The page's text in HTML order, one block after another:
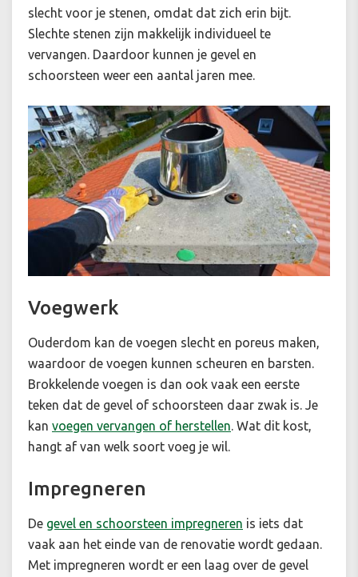
slecht voor je stenen, omdat dat zich erin bijt.
Slechte stenen zijn makkelijk individueel te
vervangen. Daardoor kunnen je gevel en
schoorsteen weer een aantal jaren mee.
Voegwerk
Ouderdom kan de voegen slecht en poreus maken,
waardoor de voegen kunnen scheuren en barsten.
Brokkelende voegen is dan ook vaak een eerste
teken dat de gevel of schoorsteen daar zwak is. Je
kan voegen vervangen of herstellen . Wat dit kost,
hangt af van welk soort voeg je wil.
Impregneren
De gevel en schoorsteen impregneren is iets dat
vaak aan het einde van de renovatie wordt gedaan.
Met impregneren wordt er een laag over de gevel